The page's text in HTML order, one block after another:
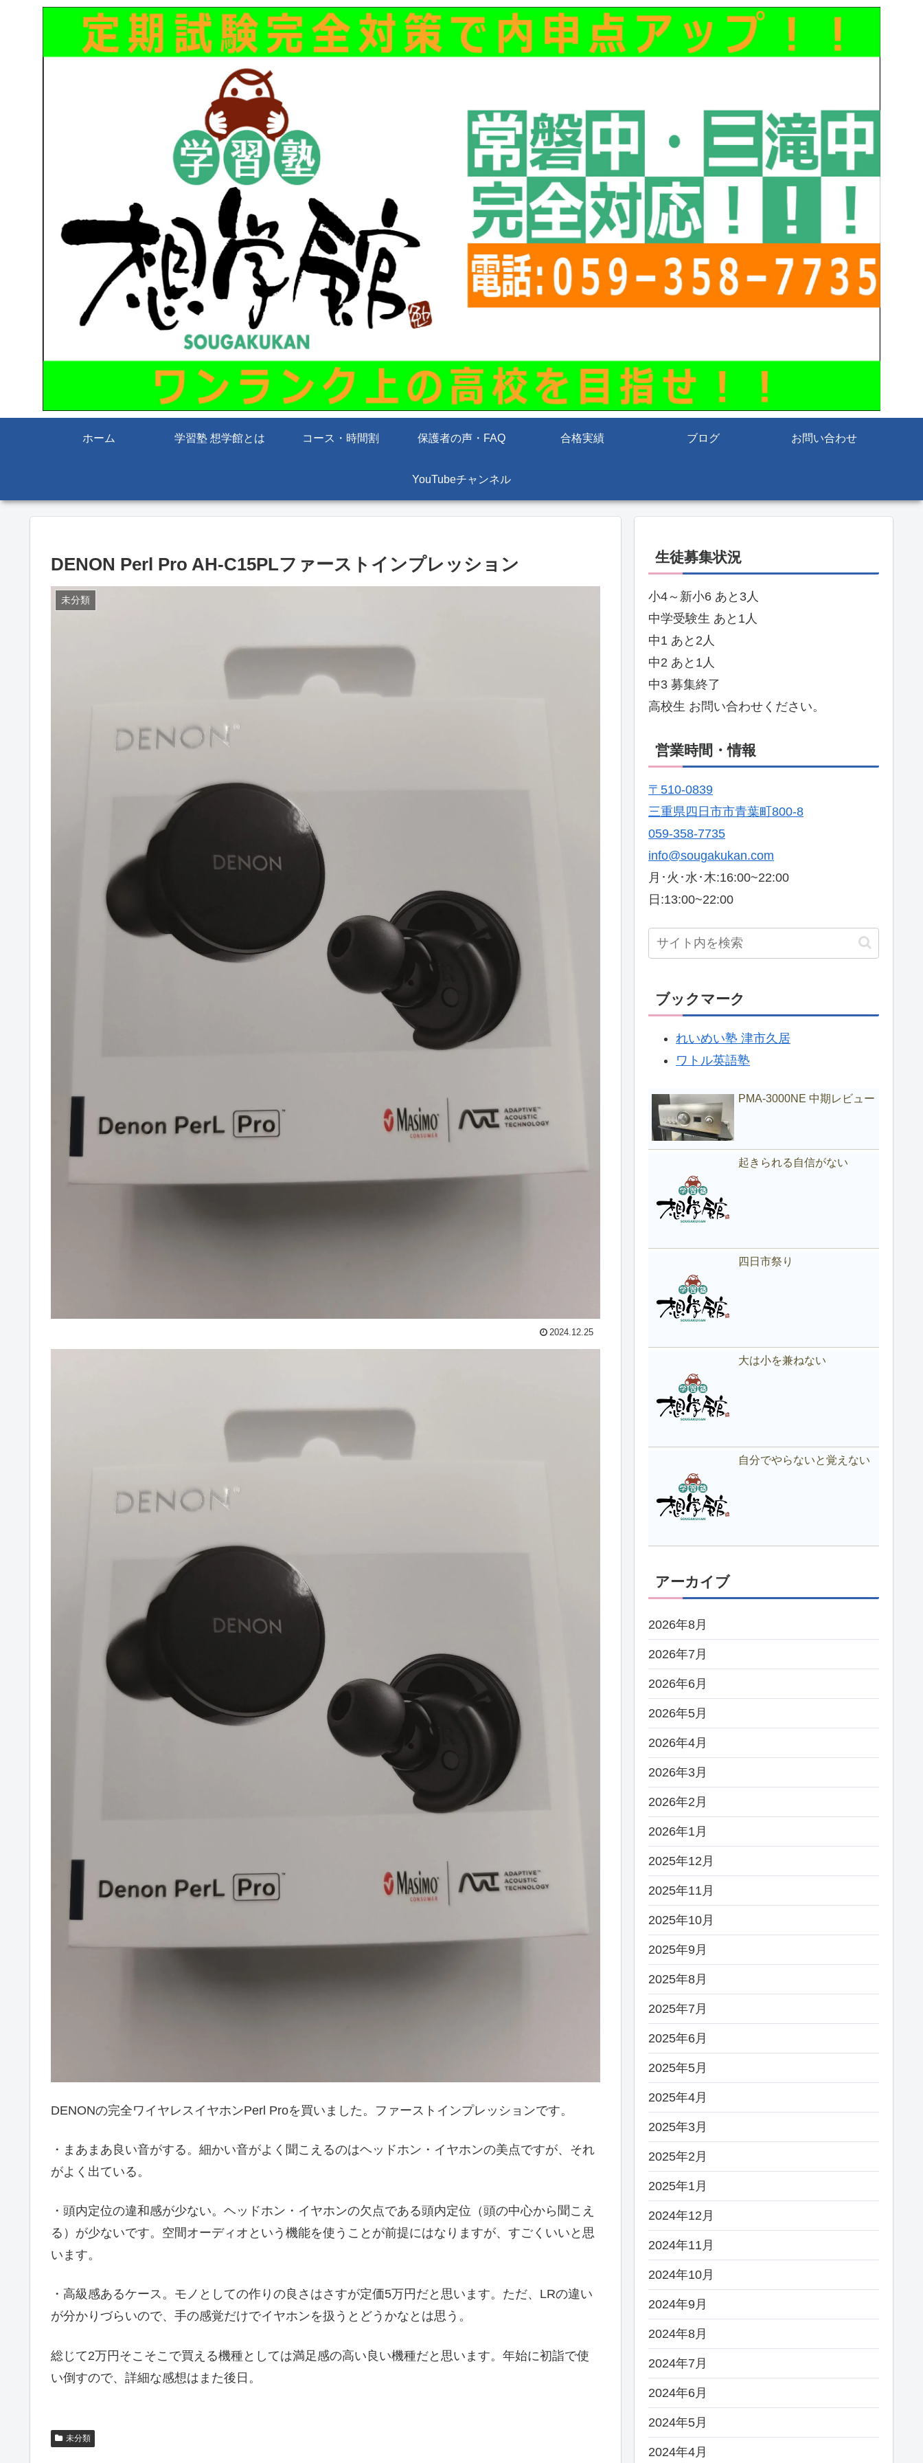
ホーム 学習塾 想学館とは コース・時間割 保護者の声・FAQ 合格実績 ブログ お問い合わせ
YouTubeチャンネル
DENON Perl Pro AH-C15PLファーストインプレッション
未分類
2024.12.25
DENONの完全ワイヤレスイヤホンPerl Proを買いました。ファーストインプレッションです。
・まあまあ良い音がする。細かい音がよく聞こえるのはヘッドホン・イヤホンの美点ですが、それ
がよく出ている。
・頭内定位の違和感が少ない。ヘッドホン・イヤホンの欠点である頭内定位（頭の中心から聞こえ
る）が少ないです。空間オーディオという機能を使うことが前提にはなりますが、すごくいいと思
います。
・高級感あるケース。モノとしての作りの良さはさすが定価5万円だと思います。ただ、LRの違い
が分かりづらいので、手の感覚だけでイヤホンを扱うとどうかなとは思う。
総じて2万円そこそこで買える機種としては満足感の高い良い機種だと思います。年始に初詣で使
い倒すので、詳細な感想はまた後日。
未分類
生徒募集状況
小4～新小6 あと3人
中学受験生 あと1人
中1 あと2人
中2 あと1人
中3 募集終了
高校生 お問い合わせください。
営業時間・情報
〒510-0839
三重県四日市市青葉町800-8
059-358-7735
info@sougakukan.com
月･火･水･木:16:00~22:00
日:13:00~22:00
ブックマーク
れいめい塾 津市久居
ワトル英語塾
PMA-3000NE 中期レビュー
起きられる自信がない
四日市祭り
大は小を兼ねない
自分でやらないと覚えない
アーカイブ
2026年8月
2026年7月
2026年6月
2026年5月
2026年4月
2026年3月
2026年2月
2026年1月
2025年12月
2025年11月
2025年10月
2025年9月
2025年8月
2025年7月
2025年6月
2025年5月
2025年4月
2025年3月
2025年2月
2025年1月
2024年12月
2024年11月
2024年10月
2024年9月
2024年8月
2024年7月
2024年6月
2024年5月
2024年4月